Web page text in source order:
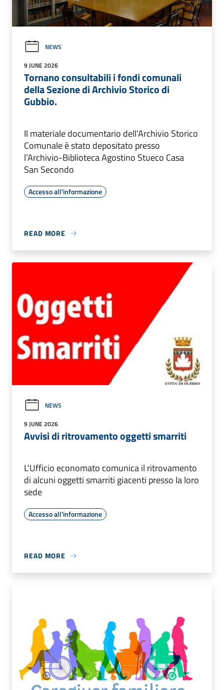
NEWS
9 JUNE 2026
Tornano consultabili i fondi comunali
della Sezione di Archivio Storico di
Gubbio.
Il materiale documentario dell’Archivio Storico
Comunale è stato depositato presso
l’Archivio-Biblioteca Agostino Stueco Casa
San Secondo
Accesso all'informazione
READ MORE
NEWS
9 JUNE 2026
Avvisi di ritrovamento oggetti smarriti
L'Ufficio economato comunica il ritrovamento
di alcuni oggetti smarriti giacenti presso la loro
sede
Accesso all'informazione
READ MORE